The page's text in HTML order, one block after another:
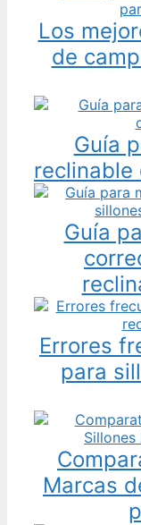
Los
de
Guía
reclinable
Guía
Errores
para
Marcas